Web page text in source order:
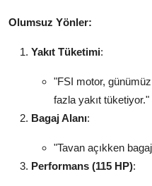
Olumsuz Yönler:
Yakıt Tüketimi:
"FSI motor,
fazla yakıt tüketiyor."
Bagaj Alanı:
"Tavan açıkken
Performans (115 HP):